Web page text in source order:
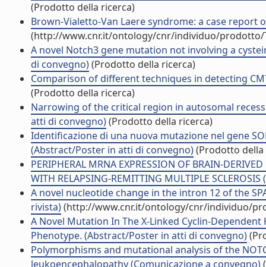
(Prodotto della ricerca)
Brown-Vialetto-Van Laere syndrome: a case
(http://www.cnr.it/ontology/cnr/individuo/prodotto/
A novel Notch3 gene mutation not involving a
di convegno)(Prodotto della ricerca)
Comparison of different techniques in detecting
(Prodotto della ricerca)
Narrowing of the critical region in autosomal
atti di convegno)(Prodotto della ricerca)
Identificazione di una nuova mutazione nel gene
(Abstract/Poster in atti di convegno)(Prodotto della
PERIPHERAL MRNA EXPRESSION OF BRAIN-
WITH RELAPSING-REMITTING MULTIPLE
A novel nucleotide change in the intron 12 of the
rivista)(http://www.cnr.it/ontology/cnr/individuo/
A Novel Mutation In The X-Linked Cyclin-Dependent
Phenotype. (Abstract/Poster in atti di convegno)
Polymorphisms and mutational analysis of the
leukoencephalopathy (Comunicazione a convegno)